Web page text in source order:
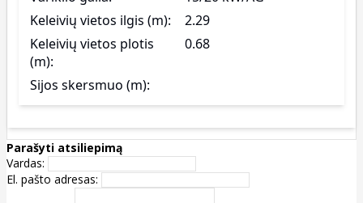
Keleivių vietos ilgis (m):
2.29
Keleivių vietos plotis
(m):
0.68
Sijos skersmuo (m):
Parašyti atsiliepimą
Vardas:
El. pašto adresas: